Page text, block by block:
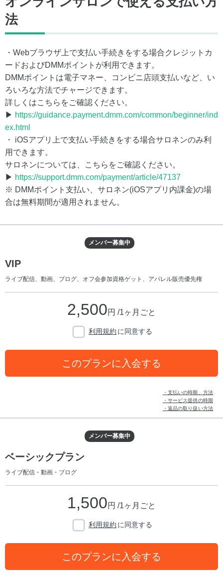
法
・Webブラウザ上で支払い手続きをする場合クレジットカ
ードおよびDMMポイントが利用できます。
DMMポイントは電子マネー、コンビニ店頭支払いなど、い
ろいろな方法でチャージできます。
詳しくはこちらをご確認ください。
▶ https://guidance.payment.dmm.com/common/beginner/ind
ex.html
・ iOSアプリ上で支払い手続きをする場合サロネンのみ利
用できます。
サロネンについては、こちらをご確認ください。
▶ https://support.dmm.com/payment/article/47137
※ DMMポイント支払い、サロネン(iOSアプリ内課金)の場
合は無料期間が適用されません。
メンバー募集中
VIP
ライブ配信、動画、ブログ、オフ会参加資格ゲット、アパレル販売優先権
2,500円 /1ヶ月ごと
利用規約 に同意する
このプランに入会する
・支払いの時期、方法
・サービス提供の時期
・返品の取り扱い方法
メンバー募集中
ベーシックプラン
ライブ配信・動画・ブログ
1,500円 /1ヶ月ごと
利用規約 に同意する
このプランに入会する